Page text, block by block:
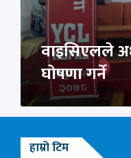
वाइसिएलले
घोषणा गर्ने
हाम्रो टिम